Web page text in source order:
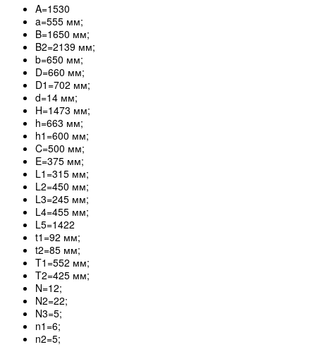
A=1530
a=555 мм;
B=1650 мм;
B2=2139 мм;
b=650 мм;
D=660 мм;
D1=702 мм;
d=14 мм;
H=1473 мм;
h=663 мм;
h1=600 мм;
C=500 мм;
E=375 мм;
L1=315 мм;
L2=450 мм;
L3=245 мм;
L4=455 мм;
L5=1422
t1=92 мм;
t2=85 мм;
T1=552 мм;
T2=425 мм;
N=12;
N2=22;
N3=5;
n1=6;
n2=5;